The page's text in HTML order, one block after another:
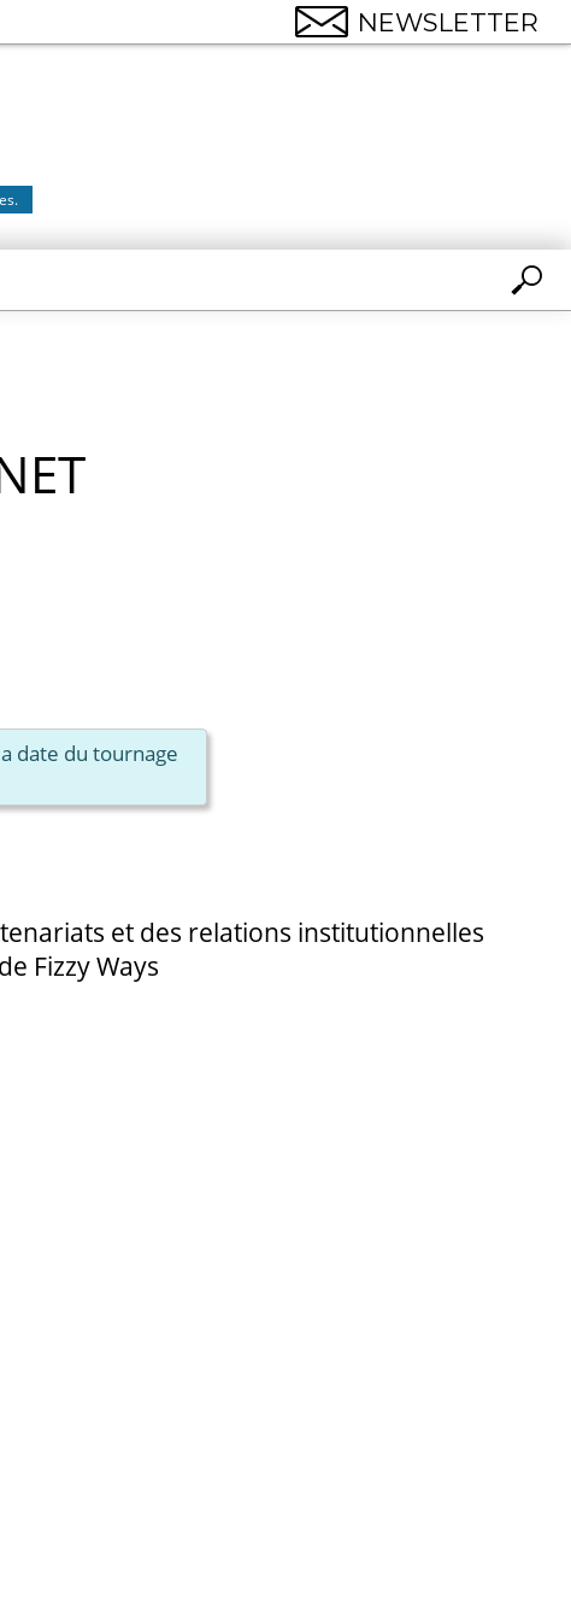
date du tournage
et des relations institutionnelles
Fizzy Ways
NEWSLETTER